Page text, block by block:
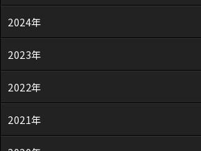
2024年
2023年
2022年
2021年